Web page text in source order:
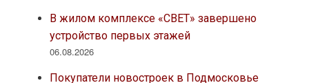
В жилом комплексе «СВЕТ» завершено
устройство первых этажей
06.08.2026
Покупатели новостроек в Подмосковье